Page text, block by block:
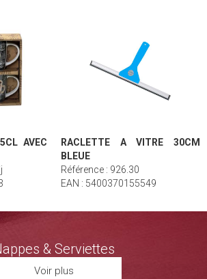
AVEC
RACLETTE A VITRE 30CM
BLEUE
Référence : 926.30
EAN : 5400370155549
& Serviettes
Voir plus